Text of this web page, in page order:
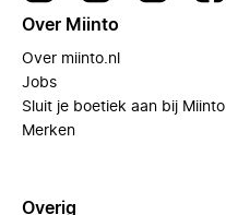
Over Miinto
Over miinto.nl
Jobs
Sluit je boetiek aan bij Miinto
Merken
Overig